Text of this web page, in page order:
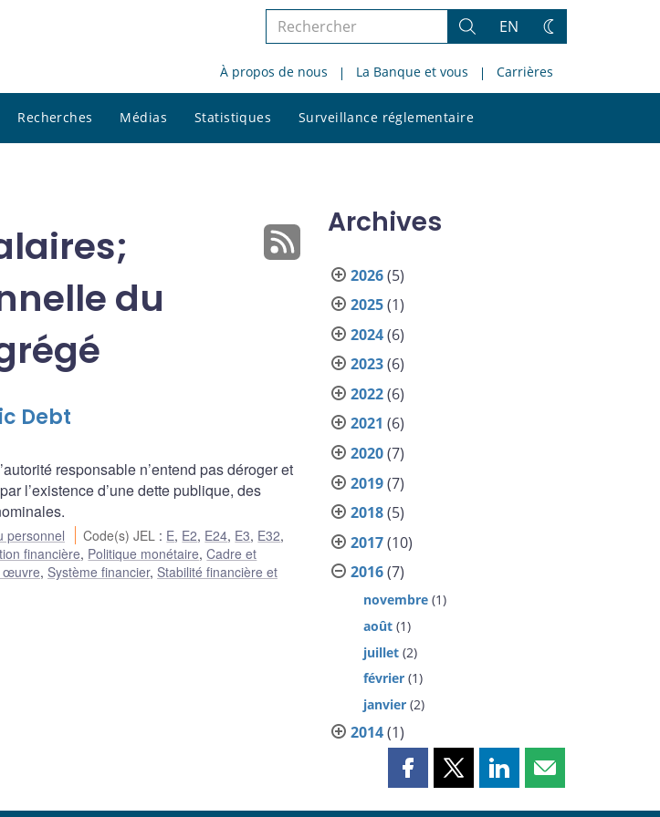
Rechercher
le
site
Rechercher
EN
Changez
thème
À propos de nous La Banque et vous Carrières
Recherches Médias Statistiques Surveillance réglementaire
le
du
Debt
responsable n’entend pas déroger et
l’existence d’une dette publique, des
personnel Code(s) JEL : E, E2, E24, E3, E32,
financière, Politique monétaire,Cadre et
œuvre, Système financier, Stabilité financière et
Archives
2026(5)
2025(1)
2024(6)
2023(6)
2022(6)
2021 (6)
2020(7)
2019(7)
2018(5)
2017(10)
2016(7)
novembre (1)
août (1)
juillet (2)
février (1)
janvier (2)
2014(1)
PartagerPartagerPartagerPartager